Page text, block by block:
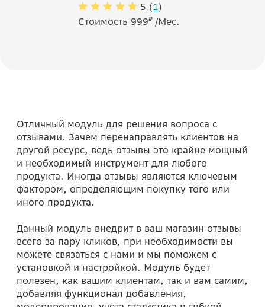
5 (1)
Стоимость 999₽ /Мес.
Отличный модуль для решения вопроса с
отзывами. Зачем перенаправлять клиентов на
другой ресурс, ведь отзывы это крайне мощный
и необходимый инструмент для любого
продукта. Иногда отзывы являются ключевым
фактором, определяющим покупку того или
иного продукта.
Данный модуль внедрит в ваш магазин отзывы
всего за пару кликов, при необходимости вы
можете связаться с нами и мы поможем с
установкой и настройкой. Модуль будет
полезен, как вашим клиентам, так и вам самим,
добавляя функционал добавления,